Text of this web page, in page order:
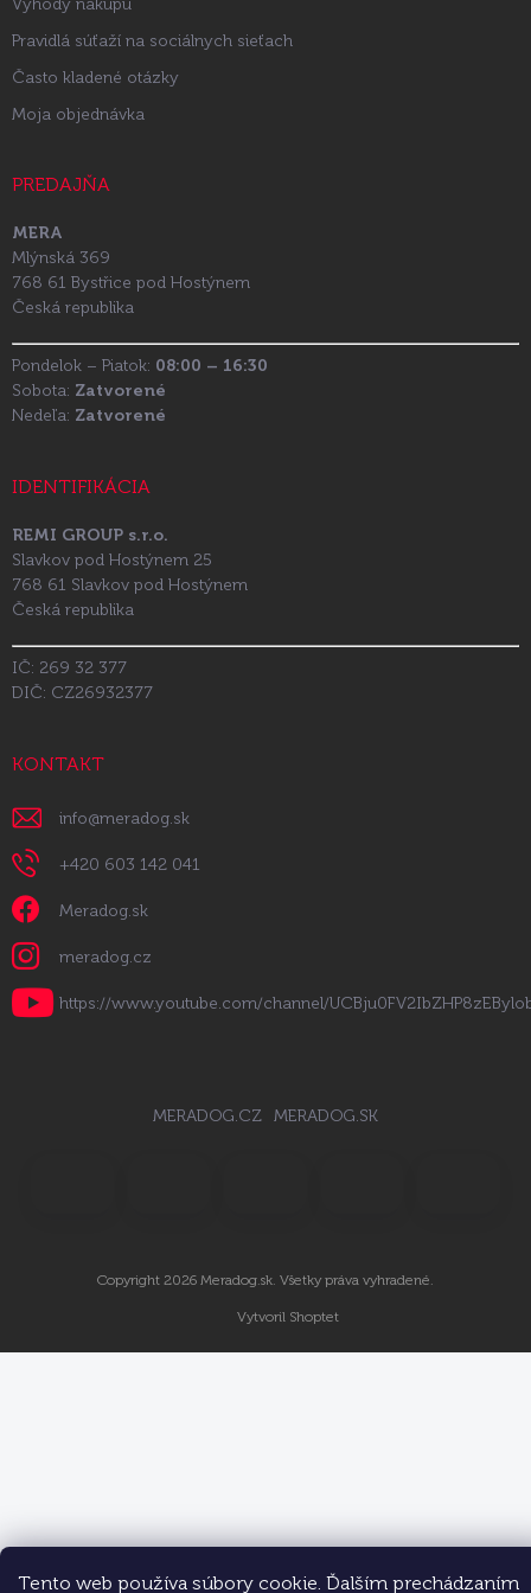
Tento web používa súbory cookie. Ďalším prechádzaním
Pravidlá súťaží na sociálnych sieťach
Často kladené otázky
Moja objednávka
PREDAJŇA
MERA
Mlýnská 369
768 61 Bystřice pod Hostýnem
Česká republika
Pondelok – Piatok: 08:00 – 16:30
Sobota: Zatvorené
Nedeľa: Zatvorené
IDENTIFIKÁCIA
REMI GROUP s.r.o.
Slavkov pod Hostýnem 25
768 61 Slavkov pod Hostýnem
Česká republika
IČ: 269 32 377
DIČ: CZ26932377
KONTAKT
info@meradog.sk
+420 603 142 041
Meradog.sk
meradog.cz
https://www.youtube.com/channel/
MERADOG.CZ MERADOG.SK
Vytvoril Shoptet
Copyright 2026 Meradog.sk. Všetky práva vyhradené.